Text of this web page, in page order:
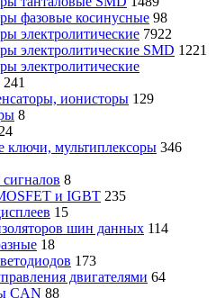
фазовые косинусные 98
электролитические 7922
электролитические SMD 1221
электролитические
241
ионисторы 129
8
ключи, мультиплексоры 346
8
и IGBT 235
15
шин данных 114
18
173
двигателями 64
CAN 88